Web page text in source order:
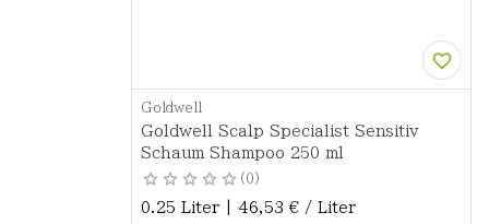
Goldwell
Goldwell Scalp Specialist Sensitiv
Schaum Shampoo 250 ml
0
0.25 Liter | 46,53 € / Liter